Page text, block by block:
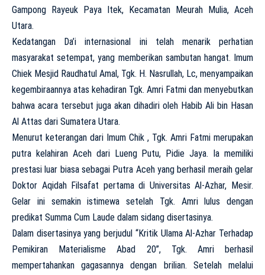
Gampong Rayeuk Paya Itek, Kecamatan Meurah Mulia, Aceh
Utara.
Kedatangan Da’i internasional ini telah menarik perhatian
masyarakat setempat, yang memberikan sambutan hangat. Imum
Chiek Mesjid Raudhatul Amal, Tgk. H. Nasrullah, Lc, menyampaikan
kegembiraannya atas kehadiran Tgk. Amri Fatmi dan menyebutkan
bahwa acara tersebut juga akan dihadiri oleh Habib Ali bin Hasan
Al Attas dari Sumatera Utara.
Menurut keterangan dari Imum Chik , Tgk. Amri Fatmi merupakan
putra kelahiran Aceh dari Lueng Putu, Pidie Jaya. Ia memiliki
prestasi luar biasa sebagai Putra Aceh yang berhasil meraih gelar
Doktor Aqidah Filsafat pertama di Universitas Al-Azhar, Mesir.
Gelar ini semakin istimewa setelah Tgk. Amri lulus dengan
predikat Summa Cum Laude dalam sidang disertasinya.
Dalam disertasinya yang berjudul “Kritik Ulama Al-Azhar Terhadap
Pemikiran Materialisme Abad 20”, Tgk. Amri berhasil
mempertahankan gagasannya dengan brilian. Setelah melalui